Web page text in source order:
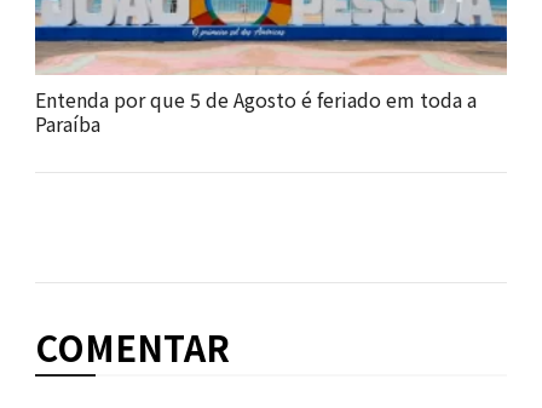
Entenda por que 5 de Agosto é feriado em toda a
Paraíba
COMENTAR